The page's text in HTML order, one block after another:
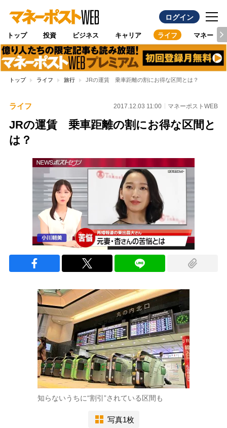
ログイン
トップ 投資 ビジネス キャリア ライフ マネー
トップ ライフ 旅行 JRの運賃 乗車距離の割にお得な区間とは？
ライフ 2017.12.03 11:00 マネーポストWEB
JRの運賃 乗車距離の割にお得な区間と
は？
知らないうちに“割引”されている区間も
写真1枚